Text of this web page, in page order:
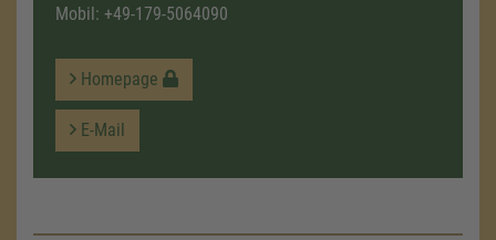
Mobil: +49-179-5064090
Homepage
E-Mail